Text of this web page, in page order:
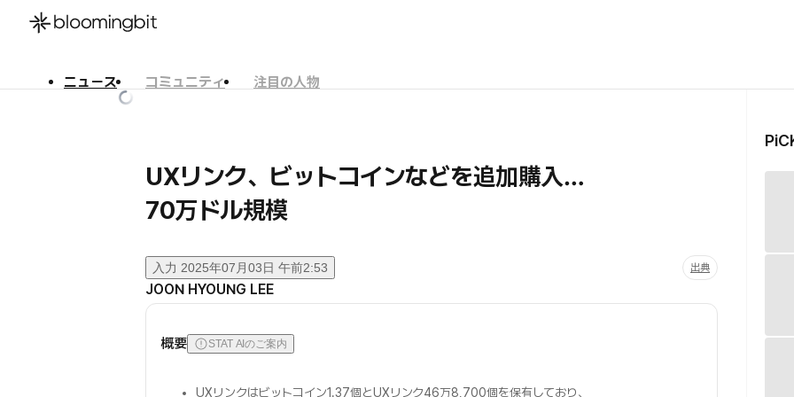
ニュース コミュニティ
注目の人物
UXリンク、ビットコインなどを追加購入…
70万ドル規模
入力 2025年07月03日 午前2:53 出典
JOON HYOUNG LEE
概要 STAT AIのご案内
UXリンクはビットコイン1.37個とUXリンク46万8,700個を保有しており、